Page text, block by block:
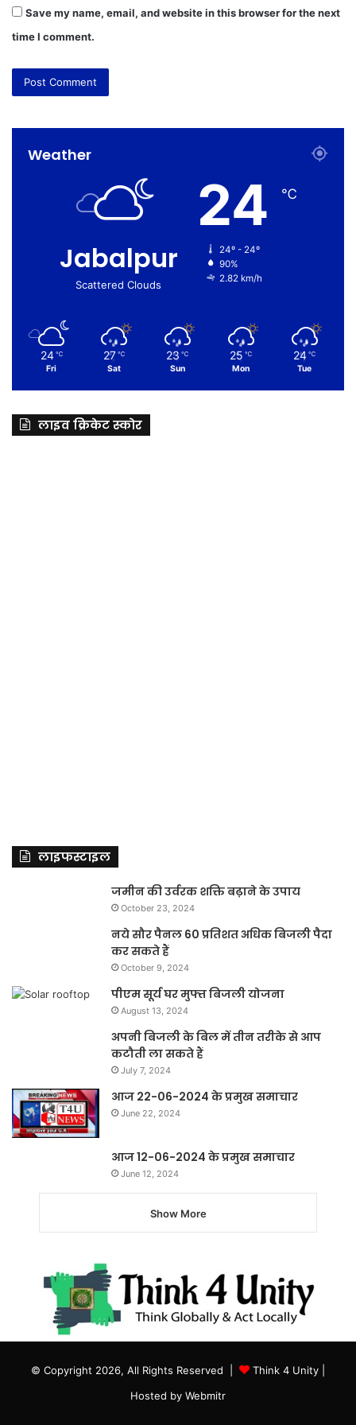
Save my name, email, and website in this browser for the next
time I comment.
Weather
Jabalpur
Scattered Clouds
24 ℃
24º - 24º
90%
2.82 km/h
24 ℃
Fri
27 ℃
Sat
23 ℃
Sun
25 ℃
Mon
24 ℃
Tue
लाइव क्रिकेट स्कोर
लाइफस्टाइल
जमीन की उर्वरक शक्ति बढ़ाने के उपाय
October 23, 2024
नये सौर पैनल 60 प्रतिशत अधिक बिजली पैदा
कर सकते हैं
October 9, 2024
पीएम सूर्य घर मुफ्त बिजली योजना
August 13, 2024
अपनी बिजली के बिल में तीन तरीके से आप
कटौती ला सकते हैं
July 7, 2024
आज 22-06-2024 के प्रमुख समाचार
June 22, 2024
आज 12-06-2024 के प्रमुख समाचार
June 12, 2024
Show More
© Copyright 2026, All Rights Reserved | Think 4 Unity
Hosted by Webmitr